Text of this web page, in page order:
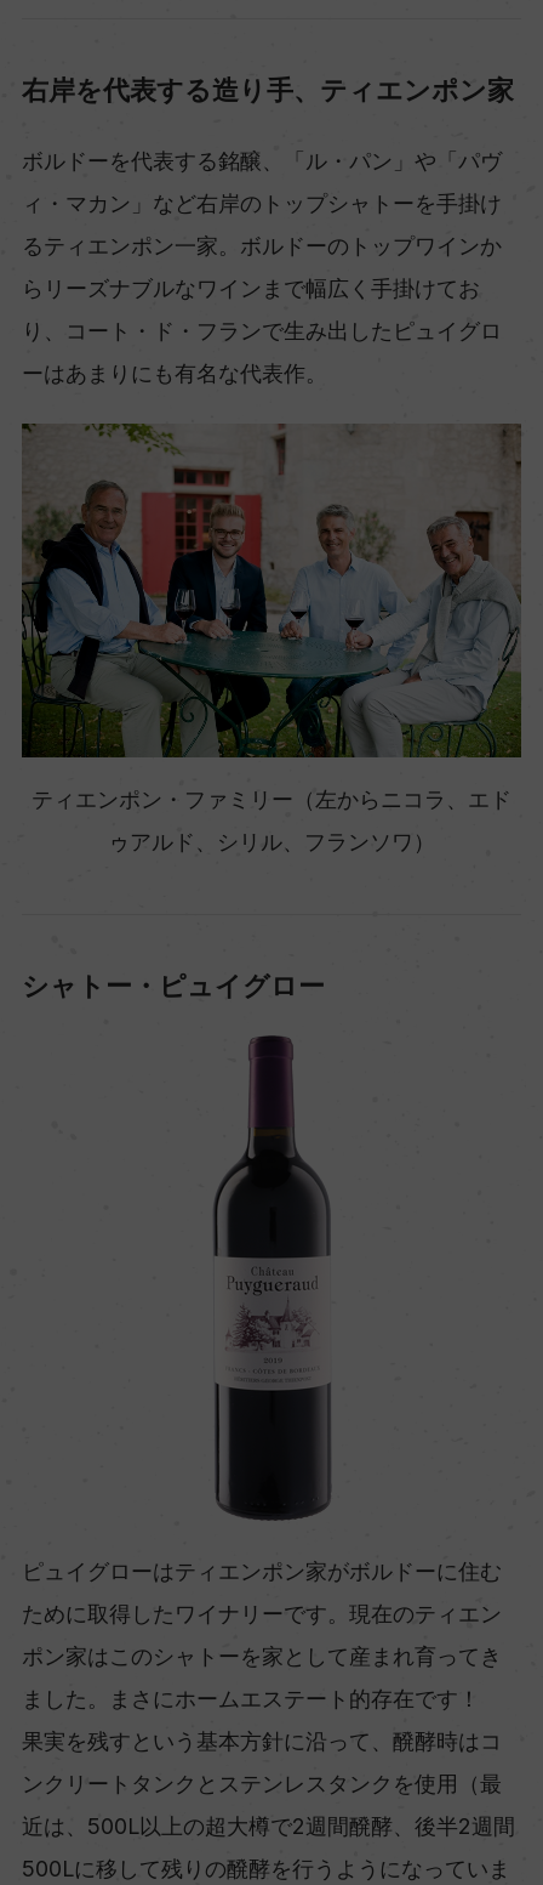
右岸を代表する造り手、ティエンポン家
ボルドーを代表する銘醸、「ル・パン」や「パヴ
ィ・マカン」など右岸のトップシャトーを手掛け
るティエンポン一家。ボルドーのトップワインか
らリーズナブルなワインまで幅広く手掛けてお
り、コート・ド・フランで生み出したピュイグロ
ーはあまりにも有名な代表作。
ティエンポン・ファミリー（左からニコラ、エド
ゥアルド、シリル、フランソワ）
シャトー・ピュイグロー
ピュイグローはティエンポン家がボルドーに住む
ために取得したワイナリーです。現在のティエン
ポン家はこのシャトーを家として産まれ育ってき
ました。まさにホームエステート的存在です！
果実を残すという基本方針に沿って、醗酵時はコ
ンクリートタンクとステンレスタンクを使用（最
近は、500L以上の超大樽で2週間醗酵、後半2週間
500Lに移して残りの醗酵を行うようになっていま